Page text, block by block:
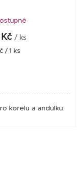
/ ks
/ 1 ks
korelu a andulku.